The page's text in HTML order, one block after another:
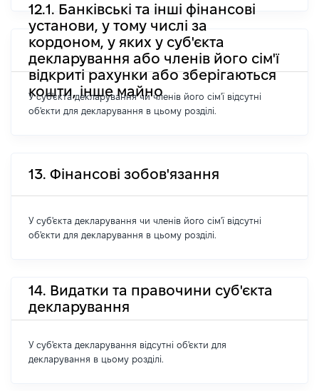
12.1. Банківські та інші фінансові
установи, у тому числі за
кордоном, у яких у суб'єкта
декларування або членів його сім'ї
відкриті рахунки або зберігаються
кошти, інше майно
У суб'єкта декларування чи членів його сім'ї відсутні
об'єкти для декларування в цьому розділі.
13. Фінансові зобов'язання
У суб'єкта декларування чи членів його сім'ї відсутні
об'єкти для декларування в цьому розділі.
14. Видатки та правочини суб'єкта
декларування
У суб'єкта декларування відсутні об'єкти для
декларування в цьому розділі.